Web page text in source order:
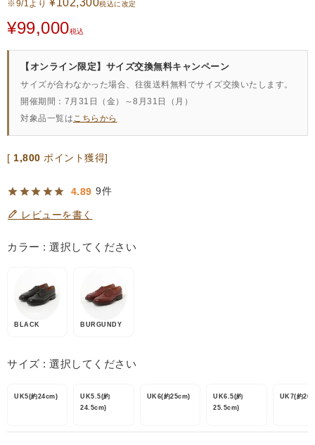
※9/1より ¥102,300税込に改定
¥99,000税込
【オンライン限定】サイズ交換無料キャンペーン
サイズが合わなかった場合、往復送料無料でサイズ交換いたします。
開催期間：7月31日（金）～8月31日（月）
対象品一覧はこちらから
[ 1,800 ポイント獲得]
4.89 9
レビューを書く
カラー 選択してください
BLACK BURGUNDY
サイズ 選択してください
UK5(約24cm)
UK5.5(約
24.5cm)
UK6(約25cm)
UK6.5(約
25.5cm)
UK7(約